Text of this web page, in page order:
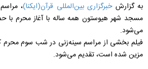
به گزارشخبرگزاری بین‌المللی قرآن(ایکنا)،
مسجد شهر هیوستون همه ساله با آغاز محرم با
می‌شود.
فیلم بخشی از مراسم سینه‌زنی در شب سوم
مزین شده است، تقدیم می‌شود.